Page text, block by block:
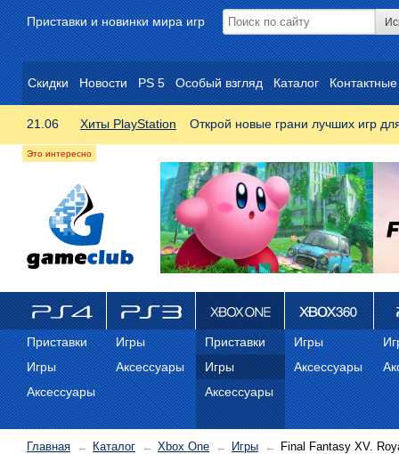
Приставки и новинки мира игр
Скидки Новости PS 5 Особый взгляд Каталог
21.06 Хиты PlayStation Открой новые грани лучших игр
ps4
Приставки
Игры
Аксессуары
PS3
Игры
Аксессуары
Xbox One
Приставки
Игры
Аксессуары
Xbox 360
Игры
Аксессуары
Главная Каталог Xbox One Игры Final Fantasy XV.